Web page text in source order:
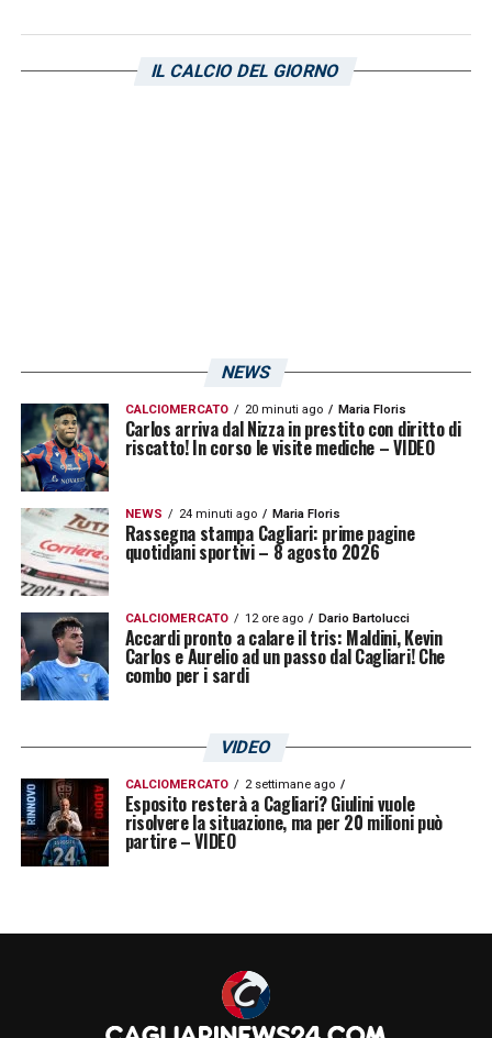
IL CALCIO DEL GIORNO
NEWS
CALCIOMERCATO 20 minuti ago Maria Floris
Carlos arriva dal Nizza in prestito con diritto di
riscatto! In corso le visite mediche – VIDEO
NEWS 24 minuti ago Maria Floris
Rassegna stampa Cagliari: prime pagine
quotidiani sportivi – 8 agosto 2026
CALCIOMERCATO 12 ore ago Dario Bartolucci
Accardi pronto a calare il tris: Maldini, Kevin
Carlos e Aurelio ad un passo dal Cagliari! Che
combo per i sardi
VIDEO
CALCIOMERCATO 2 settimane ago
Esposito resterà a Cagliari? Giulini vuole
risolvere la situazione, ma per 20 milioni può
partire – VIDEO